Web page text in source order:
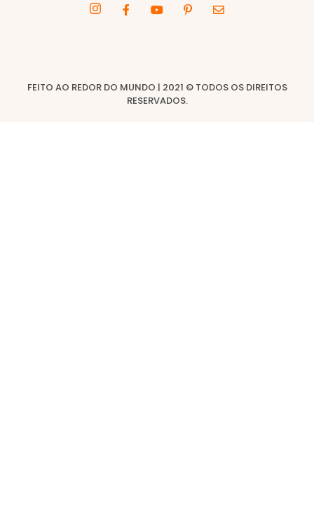
FEITO AO REDOR DO MUNDO | 2021 © TODOS OS DIREITOS
RESERVADOS.